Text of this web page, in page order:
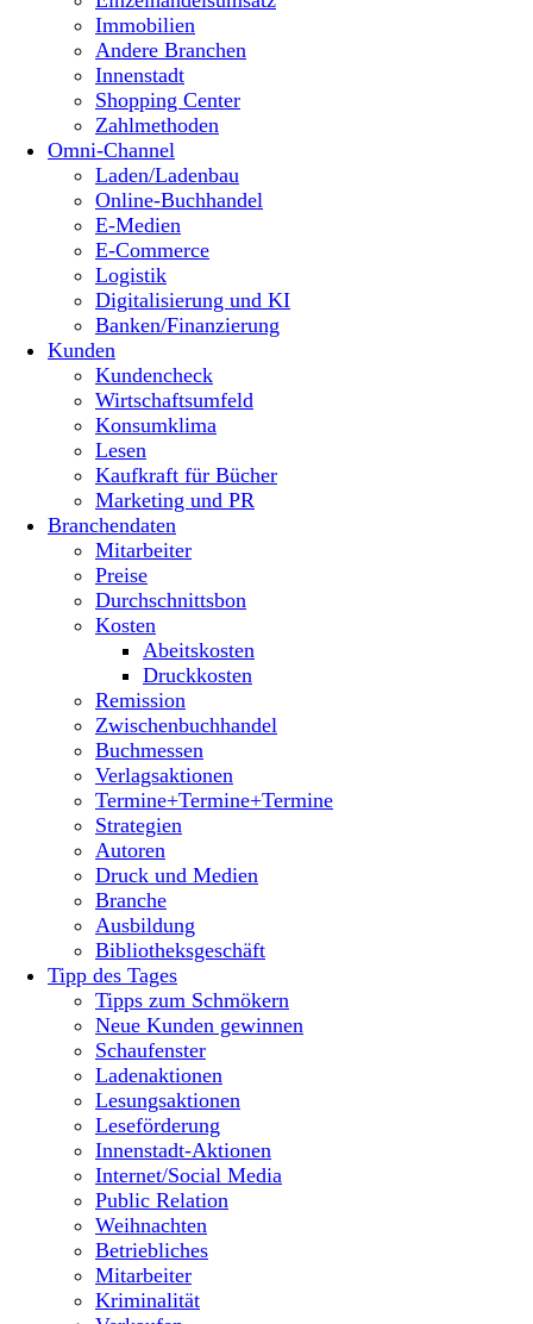
Immobilien
Andere Branchen
Innenstadt
Shopping Center
Zahlmethoden
Omni-Channel
Laden/Ladenbau
Online-Buchhandel
E-Medien
E-Commerce
Logistik
Digitalisierung und KI
Banken/Finanzierung
Kunden
Kundencheck
Wirtschaftsumfeld
Konsumklima
Lesen
Kaufkraft für Bücher
Marketing und PR
Branchendaten
Mitarbeiter
Preise
Durchschnittsbon
Kosten
Abeitskosten
Druckkosten
Remission
Zwischenbuchhandel
Buchmessen
Verlagsaktionen
Termine+Termine+Termine
Strategien
Autoren
Druck und Medien
Branche
Ausbildung
Bibliotheksgeschäft
Tipp des Tages
Tipps zum Schmökern
Neue Kunden gewinnen
Schaufenster
Ladenaktionen
Lesungsaktionen
Leseförderung
Innenstadt-Aktionen
Internet/Social Media
Public Relation
Weihnachten
Betriebliches
Mitarbeiter
Kriminalität